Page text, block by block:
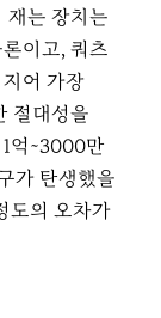
재는 장치는
이고, 쿼츠
어 가장
절대성을
억~3000만
가 탄생했을
도의 오차가